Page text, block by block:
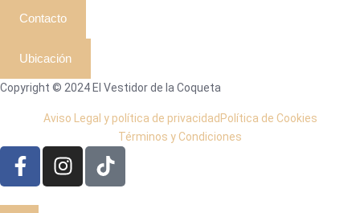
Contacto
Ubicación
Copyright © 2024 El Vestidor de la Coqueta
Aviso Legal y política de privacidadPolítica de Cookies
Términos y Condiciones